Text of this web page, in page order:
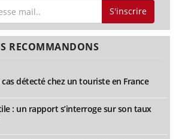
S'inscrire
RECOMMANDONS
détecté chez un touriste en France
: un rapport s’interroge sur son taux